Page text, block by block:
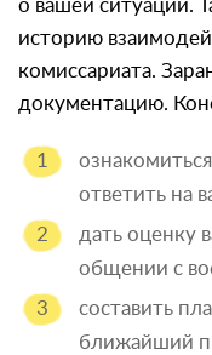
о вашей ситуации.
историю
комиссариата.
документацию.
ответить на
дать оценку
общении с
составить
ближайший